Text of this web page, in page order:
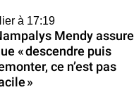
à 17:19
Mendy assure
« descendre puis
ce n’est pas
»